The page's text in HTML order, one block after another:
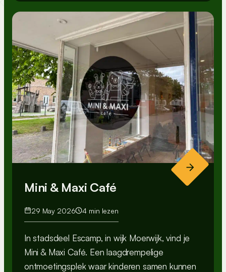
Mini & Maxi Café
29 May 2026 4 min lezen
In stadsdeel Escamp, in wijk Moerwijk, vind je
Mini & Maxi Café. Een laagdrempelige
ontmoetingsplek waar kinderen samen kunnen